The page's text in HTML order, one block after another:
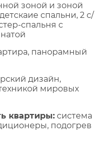
зоной и зоной
спальни, 2 с/
спальня с
панорамный
дизайн,
мировых
квартиры: cистема
подогрев